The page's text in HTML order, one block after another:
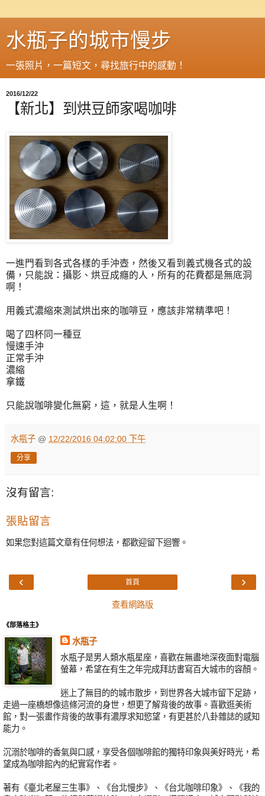
水瓶子的城市慢步
一張照片，一篇短文，尋找旅行中的感動！
2016/12/22
【新北】到烘豆師家喝咖啡
一進門看到各式各樣的手沖壺，然後又看到義式機各式的設
備，只能說：攝影、烘豆成癮的人，所有的花費都是無底洞
啊！
用義式濃縮來測試烘出來的咖啡豆，應該非常精準吧！
喝了四杯同一種豆
慢速手沖
正常手沖
濃縮
拿鐵
只能說咖啡變化無窮，這，就是人生啊！
水瓶子 @ 12/22/2016 04:02:00 下午
分享
沒有留言:
張貼留言
如果您對這篇文章有任何想法，都歡迎留下迴響。
‹ ›
首頁
查看網路版
《部落格主》
水瓶子
水瓶子是男人類水瓶星座，喜歡在無盡地深夜面對電腦
螢幕，希望在有生之年完成拜訪書寫百大城市的容顏。
迷上了無目的的城市散步，到世界各大城市留下足跡，
走過一座橋想像這條河流的身世，想更了解背後的故事。喜歡逛美術
館，對一張畫作背後的故事有濃厚求知慾望，有更甚於八卦雜誌的感知
能力。
沉溺於咖啡的香氣與口感，享受各個咖啡館的獨特印象與美好時光，希
望成為咖啡館內的紀實寫作者。
著有《臺北老屋三生事》、《台北慢步》、《台北咖啡印象》、《我的